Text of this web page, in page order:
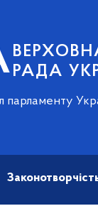
РАДА
парламенту